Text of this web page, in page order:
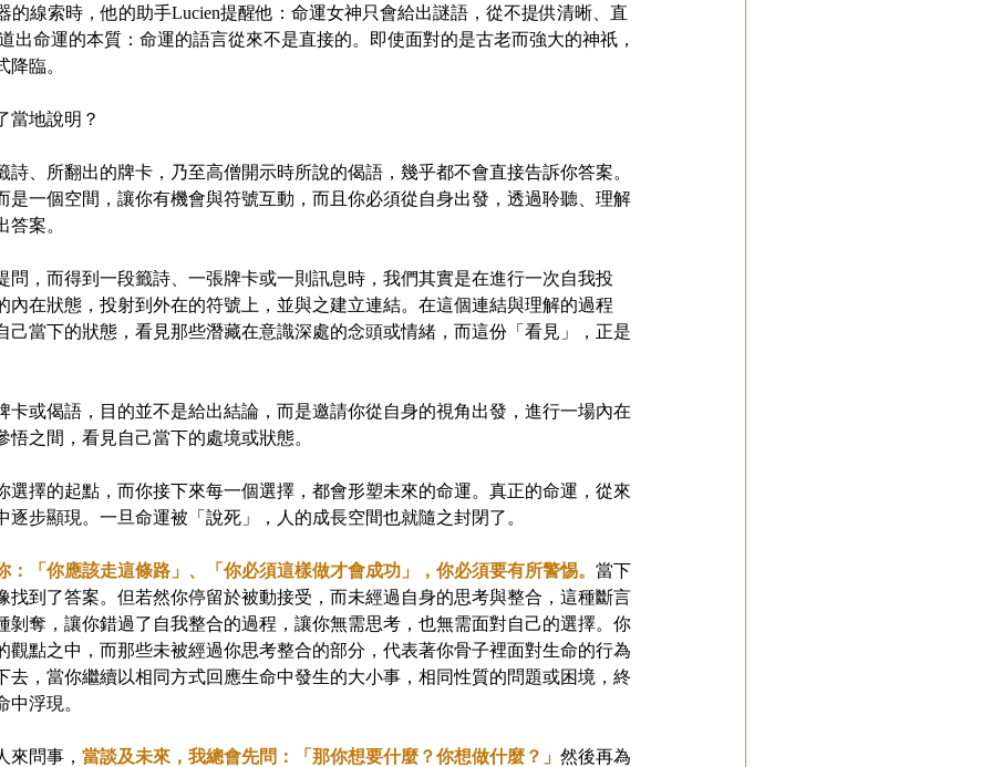
的線索時，他的助手Lucien提醒他：命運女神只會給出謎語，從不提供清晰、直
出命運的本質：命運的語言從來不是直接的。即使面對的是古老而強大的神祇，
臨。
當地說明？
詩、所翻出的牌卡，乃至高僧開示時所說的偈語，幾乎都不會直接告訴你答案。
是一個空間，讓你有機會與符號互動，而且你必須從自身出發，透過聆聽、理解
案。
問，而得到一段籤詩、一張牌卡或一則訊息時，我們其實是在進行一次自我投
內在狀態，投射到外在的符號上，並與之建立連結。在這個連結與理解的過程
己當下的狀態，看見那些潛藏在意識深處的念頭或情緒，而這份「看見」，正是
卡或偈語，目的並不是給出結論，而是邀請你從自身的視角出發，進行一場內在
之間，看見自己當下的處境或狀態。
選擇的起點，而你接下來每一個選擇，都會形塑未來的命運。真正的命運，從來
逐步顯現。一旦命運被「說死」，人的成長空間也就隨之封閉了。
：「你應該走這條路」、「你必須這樣做才會成功」，你必須要有所警惕。 當下
找到了答案。但若然你停留於被動接受，而未經過自身的思考與整合，這種斷言
剝奪，讓你錯過了自我整合的過程，讓你無需思考，也無需面對自己的選擇。你
觀點之中，而那些未被經過你思考整合的部分，代表著你骨子裡面對生命的行為
去，當你繼續以相同方式回應生命中發生的大小事，相同性質的問題或困境，終
浮現。
來問事， 當談及未來，我總會先問：「那你想要什麼？你想做什麼？」 然後再為